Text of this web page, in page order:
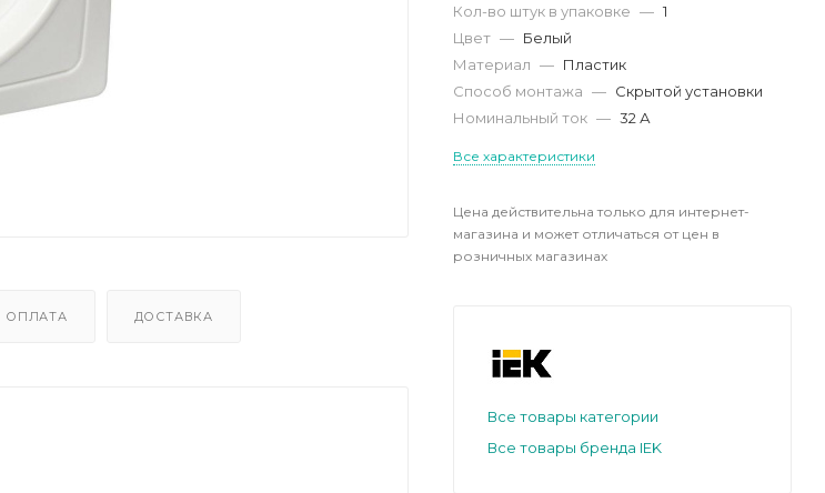
ОПЛАТА ДОСТАВКА
Кол-во штук в упаковке — 1
Цвет — Белый
Материал — Пластик
Способ монтажа — Скрытой установки
Номинальный ток — 32 А
Все характеристики
Цена действительна только для интернет-
магазина и может отличаться от цен в
розничных магазинах
Все товары категории
Все товары бренда IEK